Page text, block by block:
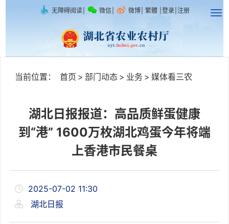
无障碍阅读 微信 微博 繁體 登录 注册
当前位置： 首页 > 部门动态 > 业务 > 媒体看三农
湖北日报报道：高品质鲜蛋健康
到“港” 1600万枚湖北鸡蛋今年将端
上香港市民餐桌
2025-07-02 11:30
湖北日报